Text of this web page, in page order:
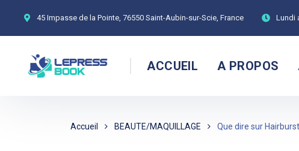
45 Impasse de la Pointe, 76550 Saint-Aubin-sur-Scie, France Lundi
ACCUEIL A PROPOS
Accueil BEAUTE/MAQUILLAGE Que dire sur